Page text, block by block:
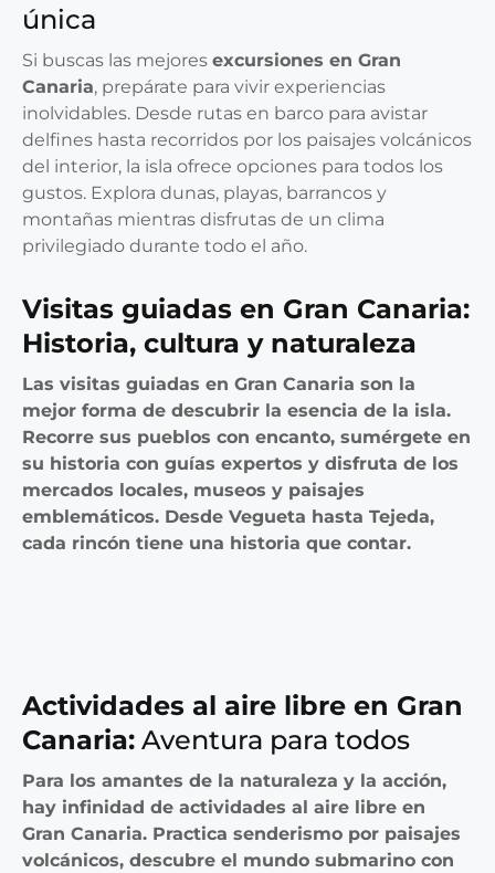
única
Si buscas las mejores excursiones en Gran
Canaria, prepárate para vivir experiencias
inolvidables. Desde rutas en barco para avistar
delfines hasta recorridos por los paisajes volcánicos
del interior, la isla ofrece opciones para todos los
gustos. Explora dunas, playas, barrancos y
montañas mientras disfrutas de un clima
privilegiado durante todo el año.
Visitas guiadas en Gran Canaria:
Historia, cultura y naturaleza
Las visitas guiadas en Gran Canaria son la
mejor forma de descubrir la esencia de la isla.
Recorre sus pueblos con encanto, sumérgete en
su historia con guías expertos y disfruta de los
mercados locales, museos y paisajes
emblemáticos. Desde Vegueta hasta Tejeda,
cada rincón tiene una historia que contar.
Actividades al aire libre en Gran
Canaria: Aventura para todos
Para los amantes de la naturaleza y la acción,
hay infinidad de actividades al aire libre en
Gran Canaria. Practica senderismo por paisajes
volcánicos, descubre el mundo submarino con